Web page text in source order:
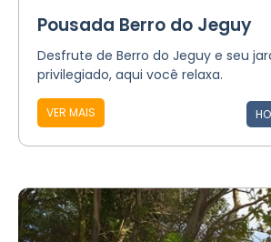
Pousada Berro do Jeguy
Desfrute de Berro do Jeguy e seu
privilegiado, aqui você relaxa.
VER MAIS